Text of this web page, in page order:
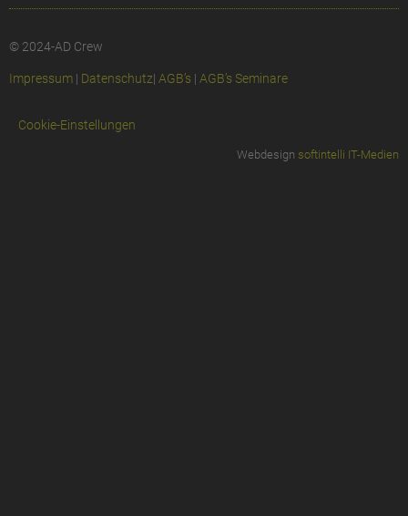
© 2024-AD Crew
Impressum | Datenschutz| AGB’s | AGB’s Seminare
Cookie-Einstellungen
Webdesign softintelli IT-Medien